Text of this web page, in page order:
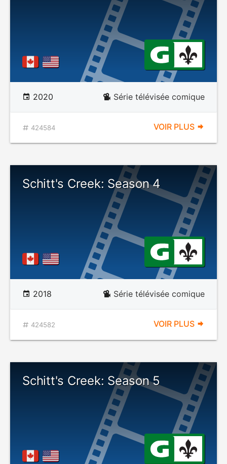
2020 Série télévisée comique
424584 VOIR PLUS
Schitt's Creek: Season 4
2018 Série télévisée comique
424582 VOIR PLUS
Schitt's Creek: Season 5